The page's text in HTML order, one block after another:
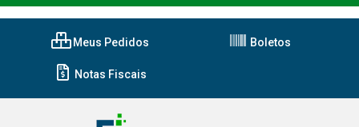
Meus Pedidos Boletos
Notas Fiscais